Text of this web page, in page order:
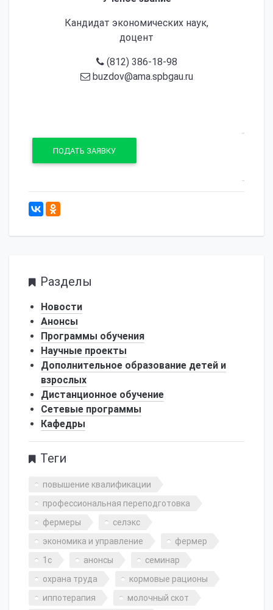
Кандидат экономических наук,
доцент
(812) 386-18-98
buzdov@ama.spbgau.ru
ПОДАТЬ ЗАЯВКУ
Разделы
Новости
Анонсы
Программы обучения
Научные проекты
Дополнительное образование детей и
взрослых
Дистанционное обучение
Сетевые программы
Кафедры
Теги
повышение квалификации
профессиональная переподготовка
фермеры
селэкс
экономика и управление
фермер
1с
анонсы
семинар
охрана труда
кормовые рационы
иппотерапия
молочный скот